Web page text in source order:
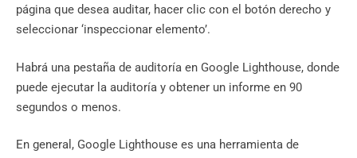
página que desea auditar, hacer clic con el botón derecho y
seleccionar ‘inspeccionar elemento’.
Habrá una pestaña de auditoría en Google Lighthouse, donde
puede ejecutar la auditoría y obtener un informe en 90
segundos o menos.
En general, Google Lighthouse es una herramienta de